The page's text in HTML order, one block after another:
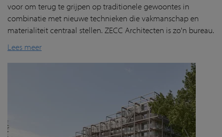
voor om terug te grijpen op traditionele gewoontes in
combinatie met nieuwe technieken die vakmanschap en
materialiteit centraal stellen. ZECC Architecten is zo'n bureau.
Lees meer